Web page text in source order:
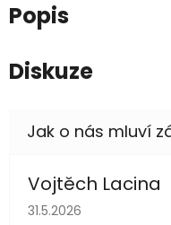
Popis
Diskuze
Vojtěch Lacina
Hodnocení obchodu
31.5.2026